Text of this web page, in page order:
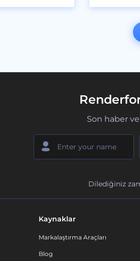
Son haber
Dilediğiniz
Kaynaklar
Markalaştırma Araçları
Blog